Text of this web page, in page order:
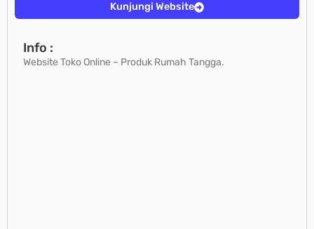
Kunjungi Website
Info :
Website Toko Online – Produk Rumah Tangga.